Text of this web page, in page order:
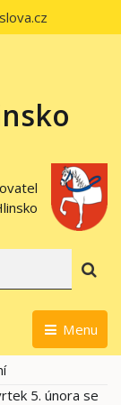
Menu
5. února se